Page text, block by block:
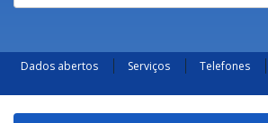
Dados abertos Serviços Telefones